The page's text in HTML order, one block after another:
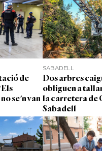
de
se'n van
SABADELL
Dos arbres
obliguen a
la carretera de
Sabadell